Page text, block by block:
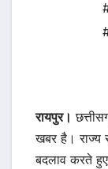
रायपुर।
खबर है। राज्य
बदलाव करते